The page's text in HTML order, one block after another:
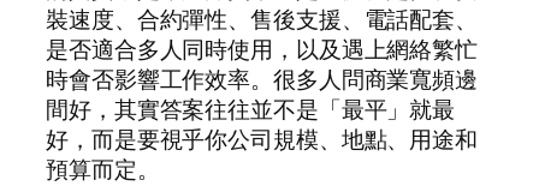
裝速度、合約彈性、售後支援、電話配套、
是否適合多人同時使用，以及遇上網絡繁忙
時會否影響工作效率。很多人問商業寬頻邊
間好，其實答案往往並不是「最平」就最
好，而是要視乎你公司規模、地點、用途和
預算而定。